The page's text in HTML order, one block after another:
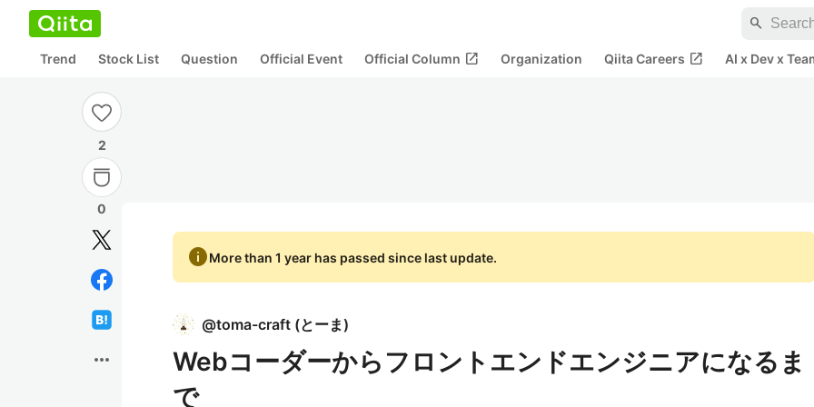
search
Trend Stock List Question Official Event Official Column open_in_new Organization Qiita Careers open_in_new AI x Dev x
2
0
more_horiz
infoMore than 1 year has passed since last update.
@toma-craft (とーま)
Webコーダーからフロントエンドエンジニアになるま
で